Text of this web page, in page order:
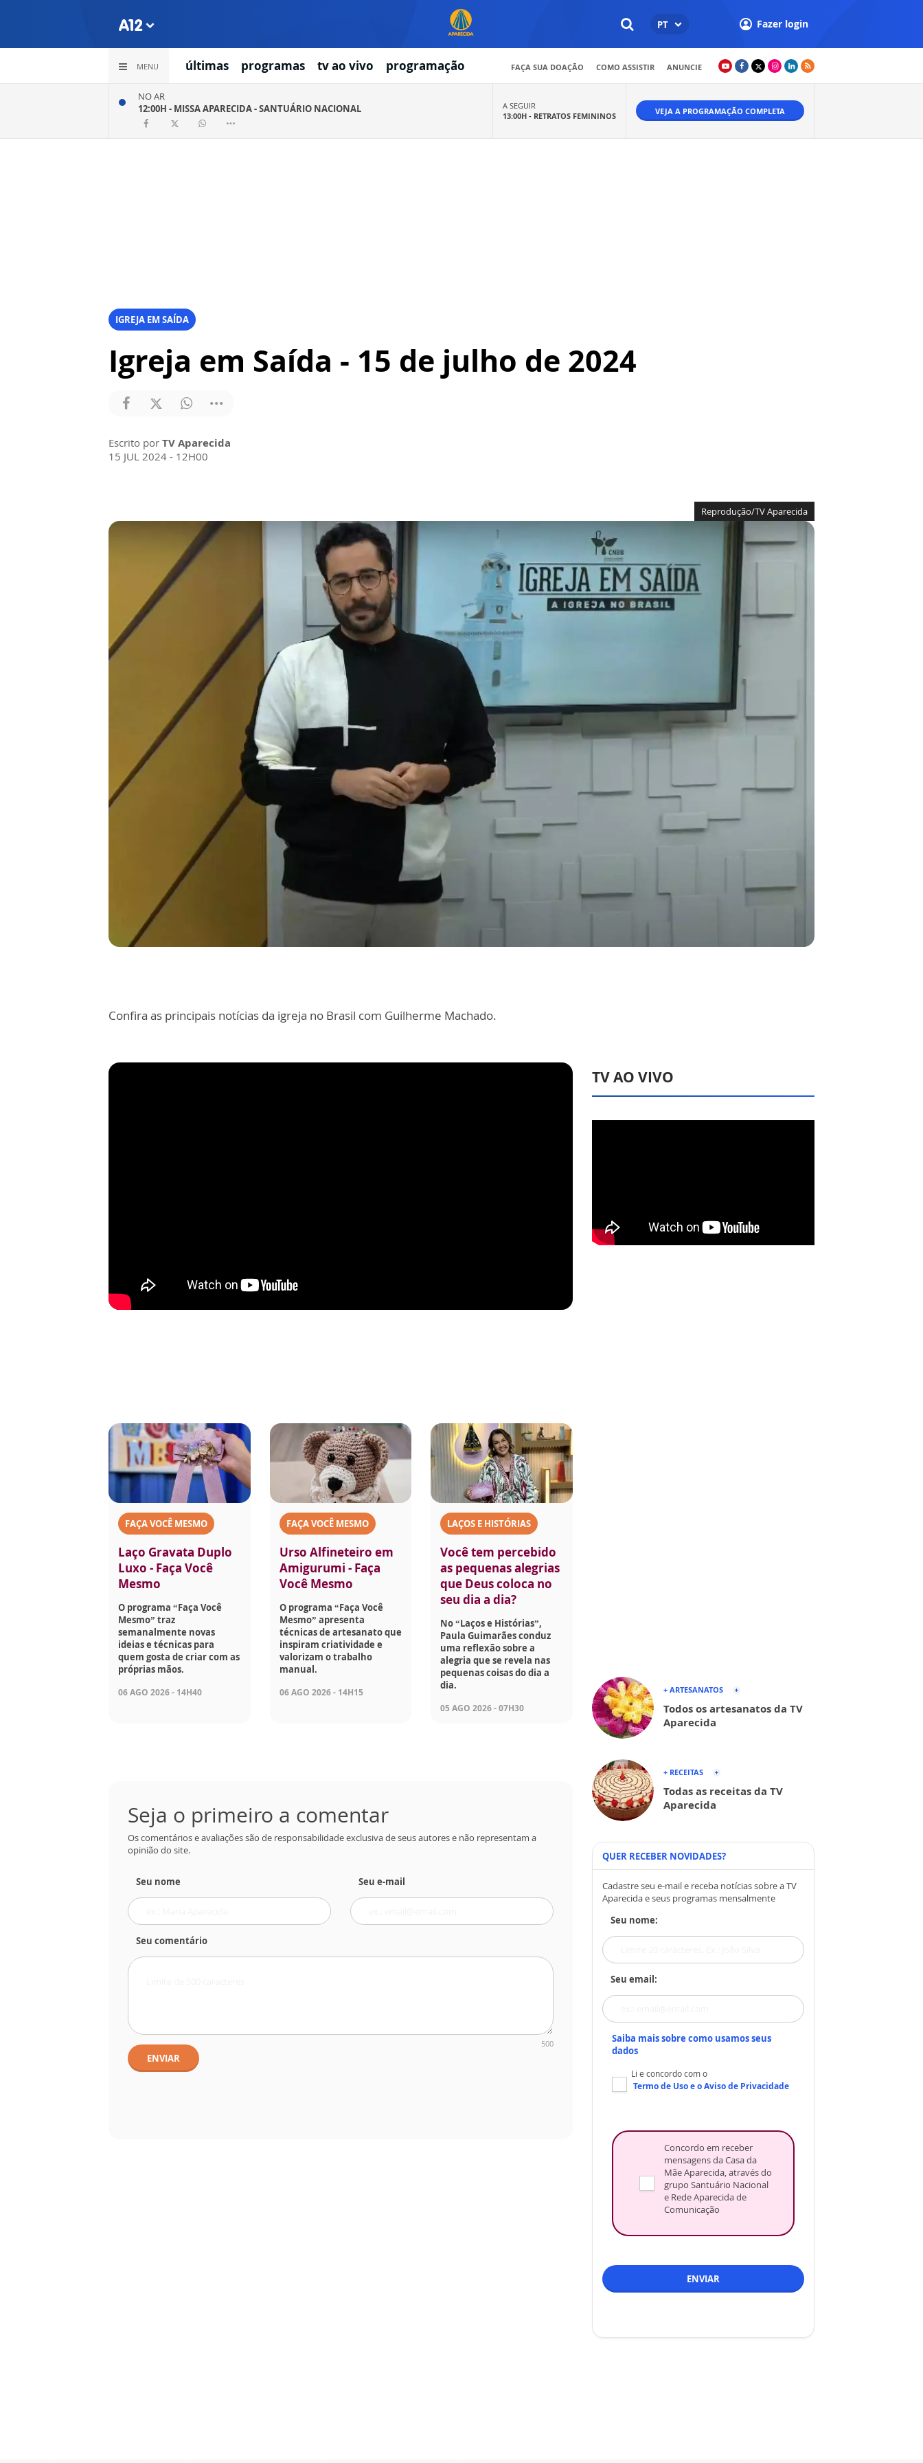
PT Fazer login
MENU últimas programas tv ao vivo programação FAÇA SUA DOAÇÃO COMO ASSISTIR ANUNCIE
NO AR
12:00H - MISSA APARECIDA - SANTUÁRIO NACIONAL
A SEGUIR
13:00H - RETRATOS FEMININOS VEJA A PROGRAMAÇÃO COMPLETA
IGREJA EM SAÍDA
Igreja em Saída - 15 de julho de 2024
Escrito por TV Aparecida
15 JUL 2024 - 12H00
Reprodução/TV Aparecida
Confira as principais notícias da igreja no Brasil com Guilherme Machado.
FAÇA VOCÊ MESMO
Laço Gravata Duplo
Luxo - Faça Você
Mesmo
O programa “Faça Você
Mesmo” traz
semanalmente novas
ideias e técnicas para
quem gosta de criar com as
próprias mãos.
06 AGO 2026 - 14H40
FAÇA VOCÊ MESMO
Urso Alfineteiro em
Amigurumi - Faça
Você Mesmo
O programa “Faça Você
Mesmo” apresenta
técnicas de artesanato que
inspiram criatividade e
valorizam o trabalho
manual.
06 AGO 2026 - 14H15
LAÇOS E HISTÓRIAS
Você tem percebido
as pequenas alegrias
que Deus coloca no
seu dia a dia?
No “Laços e Histórias”,
Paula Guimarães conduz
uma reflexão sobre a
alegria que se revela nas
pequenas coisas do dia a
dia.
05 AGO 2026 - 07H30
Seja o primeiro a comentar
Os comentários e avaliações são de responsabilidade exclusiva de seus autores e não representam a
opinião do site.
Seu nome Seu e-mail
Seu comentário
500
ENVIAR
TV AO VIVO
+ ARTESANATOS
Todos os artesanatos da TV
Aparecida
+ RECEITAS
Todas as receitas da TV
Aparecida
QUER RECEBER NOVIDADES?
Cadastre seu e-mail e receba notícias sobre a TV
Aparecida e seus programas mensalmente
Seu nome:
Seu email:
Saiba mais sobre como usamos seus
dados
Li e concordo com o
Termo de Usoe oAviso de Privacidade
Concordo em receber
mensagens da Casa da
Mãe Aparecida, através do
grupo Santuário Nacional
e Rede Aparecida de
Comunicação
ENVIAR